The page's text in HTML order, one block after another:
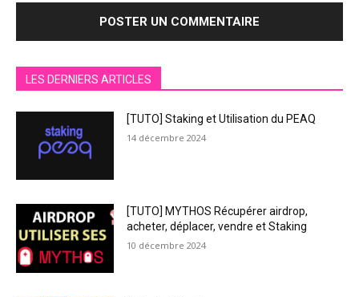
LES DERNIERS ARTICLES
[TUTO] Staking et Utilisation du PEAQ
14 décembre 2024
[TUTO] MYTHOS Récupérer airdrop,
acheter, déplacer, vendre et Staking
10 décembre 2024